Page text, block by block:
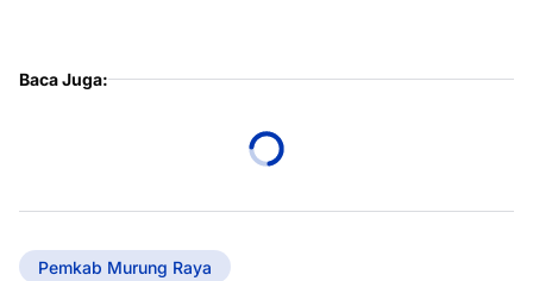
Baca Juga:
Pemkab Murung Raya